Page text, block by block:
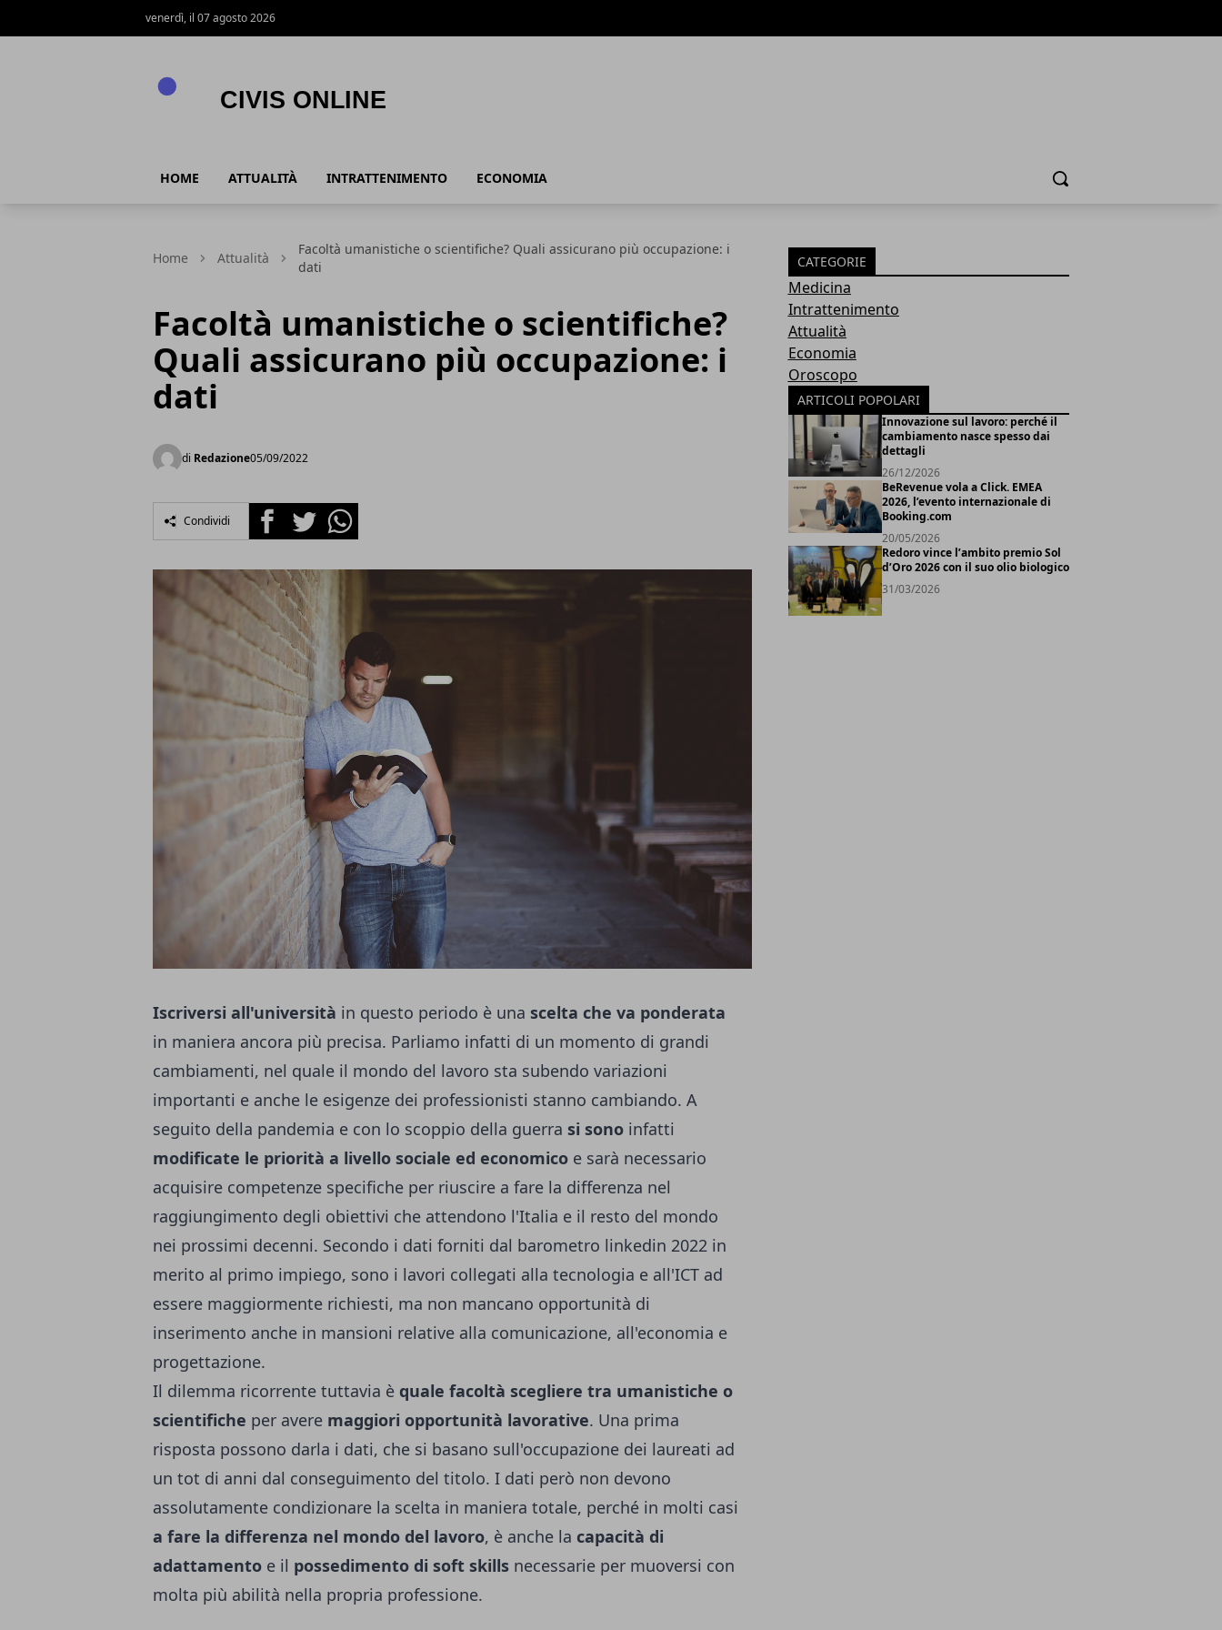
venerdì, il 07 agosto 2026
HOME ATTUALITÀ INTRATTENIMENTO ECONOMIA Cerca
Home Attualità
Facoltà umanistiche o scientifiche? Quali assicurano più occupazione: i
dati
Facoltà umanistiche o scientifiche?
Quali assicurano più occupazione: i
dati
di Redazione05/09/2022
Condividi FacebookTwitterWhatsapp
Iscriversi all'università in questo periodo è una scelta che va ponderata
in maniera ancora più precisa. Parliamo infatti di un momento di grandi
cambiamenti, nel quale il mondo del lavoro sta subendo variazioni
importanti e anche le esigenze dei professionisti stanno cambiando. A
seguito della pandemia e con lo scoppio della guerra si sono infatti
modificate le priorità a livello sociale ed economico e sarà necessario
acquisire competenze specifiche per riuscire a fare la differenza nel
raggiungimento degli obiettivi che attendono l'Italia e il resto del mondo
nei prossimi decenni. Secondo i dati forniti dal barometro linkedin 2022 in
merito al primo impiego, sono i lavori collegati alla tecnologia e all'ICT ad
essere maggiormente richiesti, ma non mancano opportunità di
inserimento anche in mansioni relative alla comunicazione, all'economia e
progettazione.
Il dilemma ricorrente tuttavia è quale facoltà scegliere tra umanistiche o
scientifiche per avere maggiori opportunità lavorative. Una prima
risposta possono darla i dati, che si basano sull'occupazione dei laureati ad
un tot di anni dal conseguimento del titolo. I dati però non devono
assolutamente condizionare la scelta in maniera totale, perché in molti casi
a fare la differenza nel mondo del lavoro, è anche la capacità di
adattamento e il possedimento di soft skills necessarie per muoversi con
molta più abilità nella propria professione.
CATEGORIE
Medicina
Intrattenimento
Attualità
Economia
Oroscopo
ARTICOLI POPOLARI
Innovazione sul lavoro: perché il
cambiamento nasce spesso dai
dettagli
26/12/2026
BeRevenue vola a Click. EMEA
2026, l’evento internazionale di
Booking.com
20/05/2026
Redoro vince l’ambito premio Sol
d’Oro 2026 con il suo olio biologico
31/03/2026